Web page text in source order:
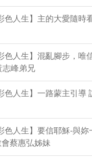
色人生】主的大愛隨時
色人生】混亂腳步，唯
志峰弟兄
色人生】一路蒙主引導
色人生】要信耶穌-與妳
蔡惠弘姊妹